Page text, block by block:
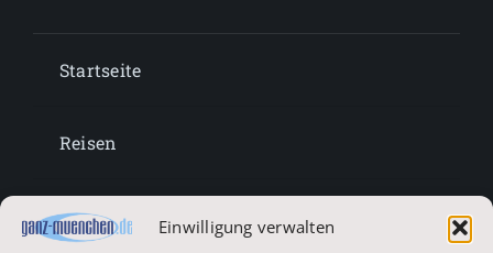
Einwilligung verwalten
Startseite
Reisen
Lifestyle